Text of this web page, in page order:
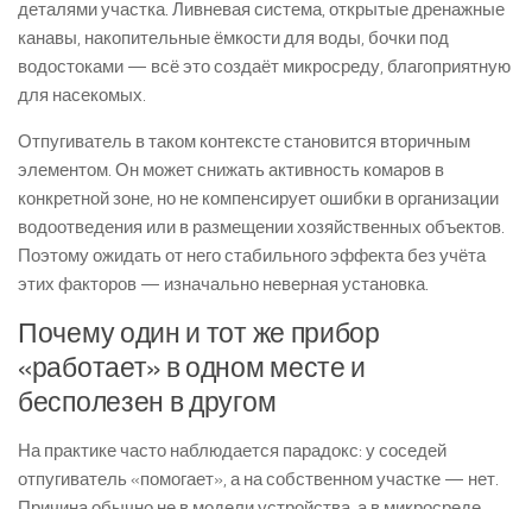
деталями участка. Ливневая система, открытые дренажные
канавы, накопительные ёмкости для воды, бочки под
водостоками — всё это создаёт микросреду, благоприятную
для насекомых.
Отпугиватель в таком контексте становится вторичным
элементом. Он может снижать активность комаров в
конкретной зоне, но не компенсирует ошибки в организации
водоотведения или в размещении хозяйственных объектов.
Поэтому ожидать от него стабильного эффекта без учёта
этих факторов — изначально неверная установка.
Почему один и тот же прибор
«работает» в одном месте и
бесполезен в другом
На практике часто наблюдается парадокс: у соседей
отпугиватель «помогает», а на собственном участке — нет.